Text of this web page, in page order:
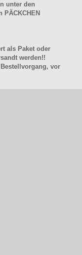
unter den
als Paket oder
werden!!
vor